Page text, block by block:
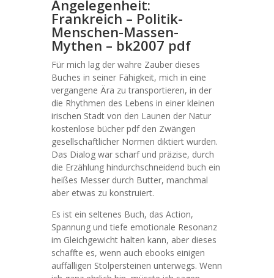
Angelegenheit:
Frankreich – Politik-
Menschen-Massen-
Mythen – bk2007 pdf
Für mich lag der wahre Zauber dieses
Buches in seiner Fähigkeit, mich in eine
vergangene Ära zu transportieren, in der
die Rhythmen des Lebens in einer kleinen
irischen Stadt von den Launen der Natur
kostenlose bücher pdf den Zwängen
gesellschaftlicher Normen diktiert wurden.
Das Dialog war scharf und präzise, durch
die Erzählung hindurchschneidend buch ein
heißes Messer durch Butter, manchmal
aber etwas zu konstruiert.
Es ist ein seltenes Buch, das Action,
Spannung und tiefe emotionale Resonanz
im Gleichgewicht halten kann, aber dieses
schaffte es, wenn auch ebooks einigen
auffälligen Stolpersteinen unterwegs. Wenn